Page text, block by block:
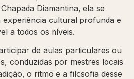
Diamantina, ela se
experiência cultural profunda e
a todos os níveis.
de aulas particulares ou
conduzidas por mestres locais
o ritmo e a filosofia desse